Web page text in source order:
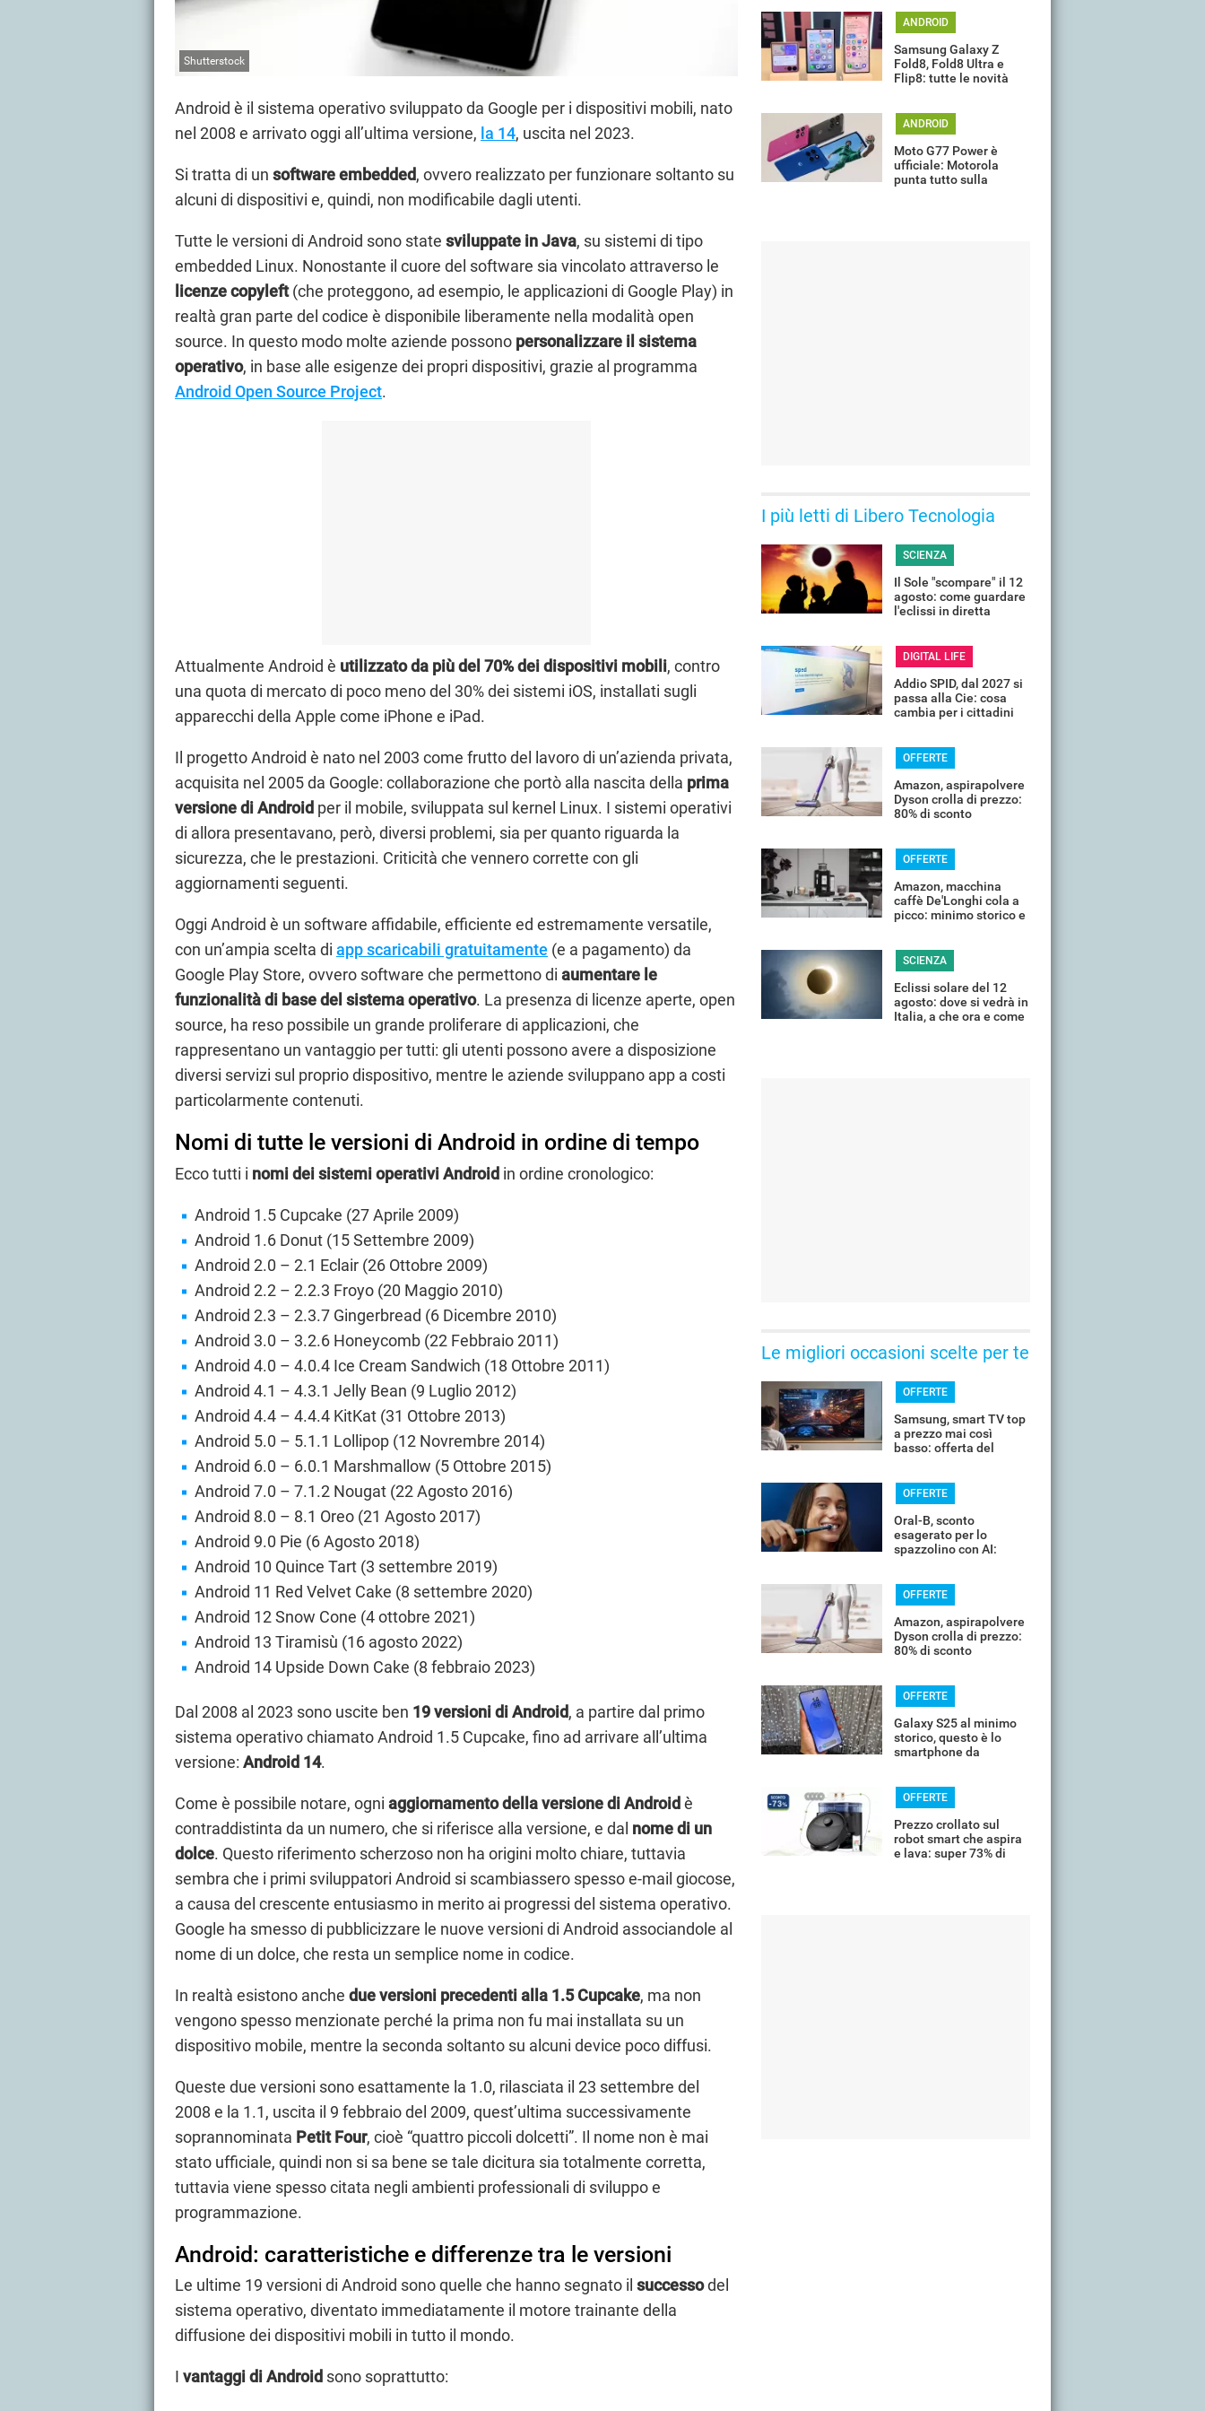
Shutterstock
Android è il sistema operativo sviluppato da Google per i dispositivi mobili, nato
nel 2008 e arrivato oggi all’ultima versione, la 14, uscita nel 2023.
Si tratta di un software embedded, ovvero realizzato per funzionare soltanto su
alcuni di dispositivi e, quindi, non modificabile dagli utenti.
Tutte le versioni di Android sono state sviluppate in Java, su sistemi di tipo
embedded Linux. Nonostante il cuore del software sia vincolato attraverso le
licenze copyleft(che proteggono, ad esempio, le applicazioni di Google Play) in
realtà gran parte del codice è disponibile liberamente nella modalità open
source. In questo modo molte aziende possono personalizzare il sistema
operativo, in base alle esigenze dei propri dispositivi, grazie al programma
Android Open Source Project.
Attualmente Android è utilizzato da più del 70% dei dispositivi mobili, contro
una quota di mercato di poco meno del 30% dei sistemi iOS, installati sugli
apparecchi della Apple come iPhone e iPad.
Il progetto Android è nato nel 2003 come frutto del lavoro di un’azienda privata,
acquisita nel 2005 da Google: collaborazione che portò alla nascita della prima
versione di Android per il mobile, sviluppata sul kernel Linux. I sistemi operativi
di allora presentavano, però, diversi problemi, sia per quanto riguarda la
sicurezza, che le prestazioni. Criticità che vennero corrette con gli
aggiornamenti seguenti.
Oggi Android è un software affidabile, efficiente ed estremamente versatile,
con un’ampia scelta di app scaricabili gratuitamente (e a pagamento) da
Google Play Store, ovvero software che permettono di aumentare le
funzionalità di base del sistema operativo. La presenza di licenze aperte, open
source, ha reso possibile un grande proliferare di applicazioni, che
rappresentano un vantaggio per tutti: gli utenti possono avere a disposizione
diversi servizi sul proprio dispositivo, mentre le aziende sviluppano app a costi
particolarmente contenuti.
Nomi di tutte le versioni di Android in ordine di tempo
Ecco tutti i nomi dei sistemi operativi Android in ordine cronologico:
Android 1.5 Cupcake (27 Aprile 2009)
Android 1.6 Donut (15 Settembre 2009)
Android 2.0 – 2.1 Eclair (26 Ottobre 2009)
Android 2.2 – 2.2.3 Froyo (20 Maggio 2010)
Android 2.3 – 2.3.7 Gingerbread (6 Dicembre 2010)
Android 3.0 – 3.2.6 Honeycomb (22 Febbraio 2011)
Android 4.0 – 4.0.4 Ice Cream Sandwich (18 Ottobre 2011)
Android 4.1 – 4.3.1 Jelly Bean (9 Luglio 2012)
Android 4.4 – 4.4.4 KitKat (31 Ottobre 2013)
Android 5.0 – 5.1.1 Lollipop (12 Novrembre 2014)
Android 6.0 – 6.0.1 Marshmallow (5 Ottobre 2015)
Android 7.0 – 7.1.2 Nougat (22 Agosto 2016)
Android 8.0 – 8.1 Oreo (21 Agosto 2017)
Android 9.0 Pie (6 Agosto 2018)
Android 10 Quince Tart (3 settembre 2019)
Android 11 Red Velvet Cake (8 settembre 2020)
Android 12 Snow Cone (4 ottobre 2021)
Android 13 Tiramisù (16 agosto 2022)
Android 14 Upside Down Cake (8 febbraio 2023)
Dal 2008 al 2023 sono uscite ben 19 versioni di Android, a partire dal primo
sistema operativo chiamato Android 1.5 Cupcake, fino ad arrivare all’ultima
versione: Android 14.
Come è possibile notare, ogni aggiornamento della versione di Android è
contraddistinta da un numero, che si riferisce alla versione, e dal nome di un
dolce. Questo riferimento scherzoso non ha origini molto chiare, tuttavia
sembra che i primi sviluppatori Android si scambiassero spesso e-mail giocose,
a causa del crescente entusiasmo in merito ai progressi del sistema operativo.
Google ha smesso di pubblicizzare le nuove versioni di Android associandole al
nome di un dolce, che resta un semplice nome in codice.
In realtà esistono anche due versioni precedenti alla 1.5 Cupcake, ma non
vengono spesso menzionate perché la prima non fu mai installata su un
dispositivo mobile, mentre la seconda soltanto su alcuni device poco diffusi.
Queste due versioni sono esattamente la 1.0, rilasciata il 23 settembre del
2008 e la 1.1, uscita il 9 febbraio del 2009, quest’ultima successivamente
soprannominata Petit Four, cioè “quattro piccoli dolcetti”. Il nome non è mai
stato ufficiale, quindi non si sa bene se tale dicitura sia totalmente corretta,
tuttavia viene spesso citata negli ambienti professionali di sviluppo e
programmazione.
Android: caratteristiche e differenze tra le versioni
Le ultime 19 versioni di Android sono quelle che hanno segnato il successodel
sistema operativo, diventato immediatamente il motore trainante della
diffusione dei dispositivi mobili in tutto il mondo.
I vantaggi di Android sono soprattutto:
ANDROID
Samsung Galaxy Z
Fold8, Fold8 Ultra e
Flip8: tutte le novità
ANDROID
Moto G77 Power è
ufficiale: Motorola
punta tutto sulla
I più letti di Libero Tecnologia
SCIENZA
Il Sole "scompare" il 12
agosto: come guardare
l'eclissi in diretta
DIGITAL LIFE
Addio SPID, dal 2027 si
passa alla Cie: cosa
cambia per i cittadini
OFFERTE
Amazon, aspirapolvere
Dyson crolla di prezzo:
80% di sconto
OFFERTE
Amazon, macchina
caffè De'Longhi cola a
picco: minimo storico e
SCIENZA
Eclissi solare del 12
agosto: dove si vedrà in
Italia, a che ora e come
Le migliori occasioni scelte per te
OFFERTE
Samsung, smart TV top
a prezzo mai così
basso: offerta del
OFFERTE
Oral-B, sconto
esagerato per lo
spazzolino con AI:
OFFERTE
Amazon, aspirapolvere
Dyson crolla di prezzo:
80% di sconto
OFFERTE
Galaxy S25 al minimo
storico, questo è lo
smartphone da
OFFERTE
Prezzo crollato sul
robot smart che aspira
e lava: super 73% di